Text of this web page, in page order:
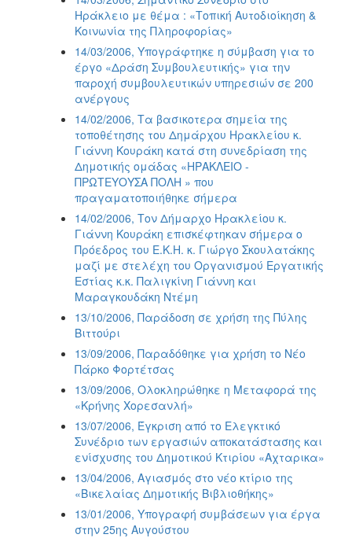
Ηράκλειο με θέμα : «Τοπική Αυτοδιοίκηση &
Κοινωνία της Πληροφορίας»
14/03/2006, Υπογράφτηκε η σύμβαση για το
έργο «Δράση Συμβουλευτικής» για την
παροχή συμβουλευτικών υπηρεσιών σε 200
ανέργους
14/02/2006, Τα βασικοτερα σημεία της
τοποθέτησης του Δημάρχου Ηρακλείου κ.
Γιάννη Κουράκη κατά στη συνεδρίαση της
Δημοτικής ομάδας «ΗΡΑΚΛΕΙΟ -
ΠΡΩΤΕΥΟΥΣΑ ΠΟΛΗ » που
πραγαματοποιήθηκε σήμερα
14/02/2006, Τον Δήμαρχο Ηρακλείου κ.
Γιάννη Κουράκη επισκέφτηκαν σήμερα ο
Πρόεδρος του Ε.Κ.Η. κ. Γιώργο Σκουλατάκης
μαζί με στελέχη του Οργανισμού Εργατικής
Εστίας κ.κ. Παλιγκίνη Γιάννη και
Μαραγκουδάκη Ντέμη
13/10/2006, Παράδοση σε χρήση της Πύλης
Βιττούρι
13/09/2006, Παραδόθηκε για χρήση το Νέο
Πάρκο Φορτέτσας
13/09/2006, Ολοκληρώθηκε η Μεταφορά της
«Κρήνης Χορεσανλή»
13/07/2006, Έγκριση από το Ελεγκτικό
Συνέδριο των εργασιών αποκατάστασης και
ενίσχυσης του Δημοτικού Κτιρίου «Αχταρικα»
13/04/2006, Αγιασμός στο νέο κτίριο της
«Βικελαίας Δημοτικής Βιβλιοθήκης»
13/01/2006, Υπογραφή συμβάσεων για έργα
στην 25ης Αυγούστου